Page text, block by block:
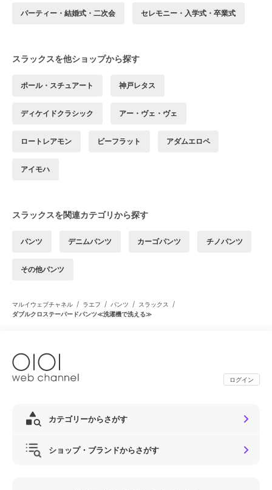
パーティー・結婚式・二次会 セレモニー・入学式・卒業式
スラックスを他ショップから探す
ポール・スチュアート 神戸レタス
ディケイドクラシック アー・ヴェ・ヴェ
ロートレアモン ビーフラット アダムエロペ
アイモハ
スラックスを関連カテゴリから探す
パンツ デニムパンツ カーゴパンツ チノパンツ
その他パンツ
マルイウェブチャネル / ラエフ / パンツ / スラックス /
ダブルクロステーパードパンツ≪洗濯機で洗える≫
ログイン
カテゴリーからさがす
ショップ・ブランドからさがす